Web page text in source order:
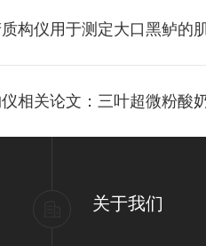
构仪用于测定大口黑鲈的
相关论文：三叶超微粉酸
关于我们